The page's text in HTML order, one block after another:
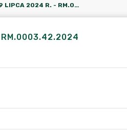
WNIOSEK Z DNIA 19 LIPCA 2024 R. - RM.0003.42.2024